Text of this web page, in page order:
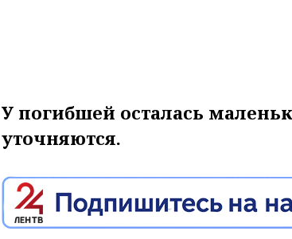
У погибшей осталась
уточняются.